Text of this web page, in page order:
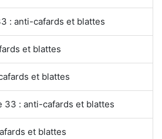
: anti-cafards et blattes
et blattes
et blattes
33 : anti-cafards et blattes
et blattes